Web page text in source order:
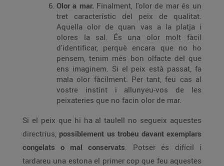
Olor a mar. Finalment, l'olor de mar és un
tret característic del peix de qualitat.
Aquella olor de quan vas a la platja i
olores la sal. És una olor molt fàcil
d'identificar, perquè encara que no ho
pensem, tenim més bon olfacte del que
ens imaginem. Si el peix està passat, fa
mala olor fàcilment. Per tant, feu cas al
vostre instint i allunyeu-vos de les
peixateries que no facin olor de mar.
Si el peix que hi ha al taulell no segueix aquestes
directrius, possiblement us trobeu davant exemplars
congelats o mal conservats. Potser és difícil i
tardareu una estona el primer cop que feu aquestes